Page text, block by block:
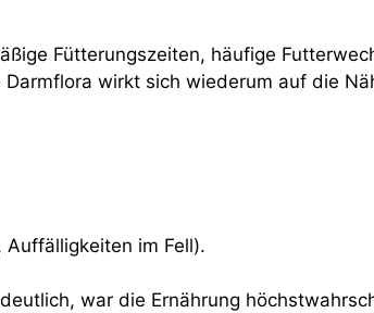
Fütterungszeiten, häufige
wirkt sich wiederum auf die
im Fell).
war die Ernährung